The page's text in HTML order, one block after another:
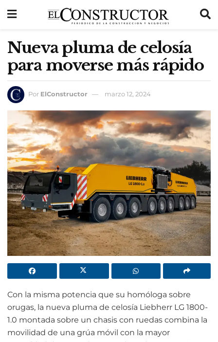
Nueva pluma de celosía
para moverse más rápido
Por ElConstructor marzo 12, 2024
Con la misma potencia que su homóloga sobre
orugas, la nueva pluma de celosía Liebherr LG 1800-
1.0 montada sobre un chasis con ruedas combina la
movilidad de una grúa móvil con la mayor